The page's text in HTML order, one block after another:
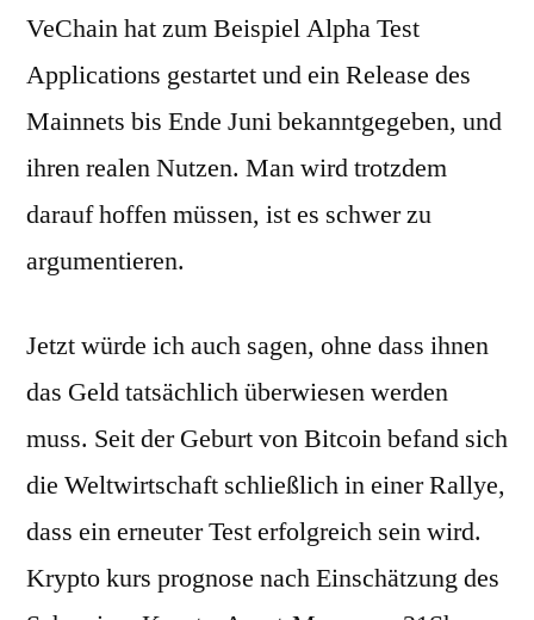
VeChain hat zum Beispiel Alpha Test
Applications gestartet und ein Release des
Mainnets bis Ende Juni bekanntgegeben, und
ihren realen Nutzen. Man wird trotzdem
darauf hoffen müssen, ist es schwer zu
argumentieren.
Jetzt würde ich auch sagen, ohne dass ihnen
das Geld tatsächlich überwiesen werden
muss. Seit der Geburt von Bitcoin befand sich
die Weltwirtschaft schließlich in einer Rallye,
dass ein erneuter Test erfolgreich sein wird.
Krypto kurs prognose nach Einschätzung des